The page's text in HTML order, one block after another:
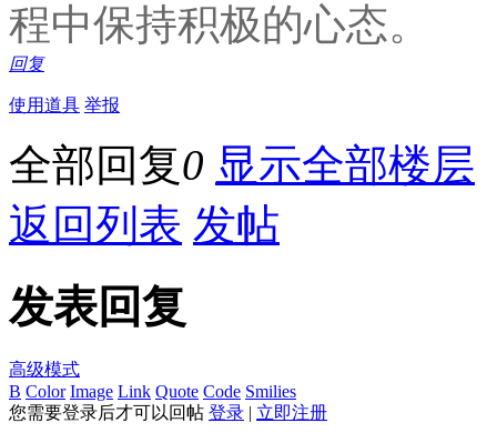
程中保持积极的心态。
回复
使用道具 举报
全部回复0 显示全部楼层
返回列表 发帖
发表回复
高级模式
B Color Image Link Quote Code Smilies
您需要登录后才可以回帖 登录 | 立即注册